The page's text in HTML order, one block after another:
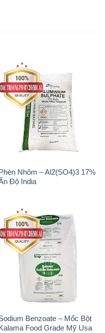
Phèn Nhôm – Al2(SO4)3 17%
Ấn Độ India
Sodium Benzoate – Mốc Bột
Kalama Food Grade Mỹ Usa